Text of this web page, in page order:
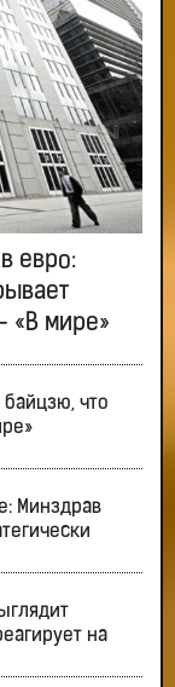
евро:
«В мире»
байцзю, что
Минздрав
на